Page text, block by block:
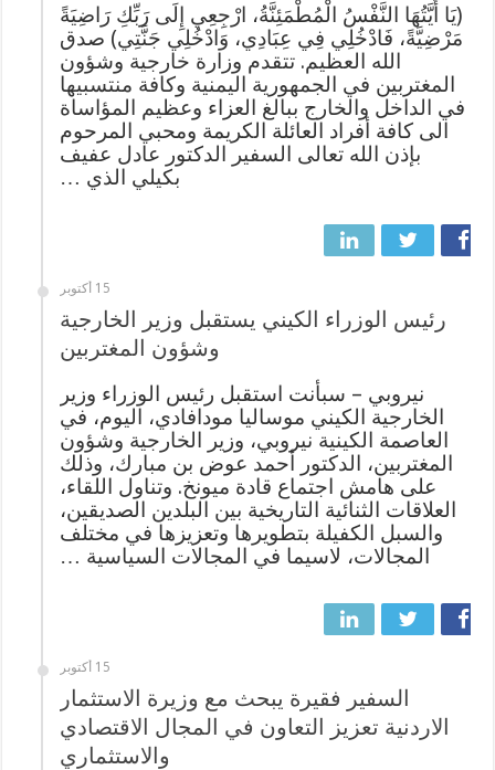
(يَا أَيَّتُهَا النَّفْسُ الْمُطْمَئِنَّةُ، ارْجِعِي إِلَى رَبِّكِ رَاضِيَةً
مَرْضِيَّةً، فَادْخُلِي فِي عِبَادِي، وَادْخُلِي جَنَّتِي) صدق
الله العظيم. تتقدم وزارة خارجية وشؤون
المغتربين في الجمهورية اليمنية وكافة منتسبيها
في الداخل والخارج ببالغ العزاء وعظيم المؤاساة
الى كافة أفراد العائلة الكريمة ومحبي المرحوم
بإذن الله تعالى السفير الدكتور عادل عفيف
بكيلي الذي …
15 أكتوبر
رئيس الوزراء الكيني يستقبل وزير الخارجية
وشؤون المغتربين
نيروبي – سبأنت استقبل رئيس الوزراء وزير
الخارجية الكيني موساليا مودافادي، اليوم، في
العاصمة الكينية نيروبي، وزير الخارجية وشؤون
المغتربين، الدكتور أحمد عوض بن مبارك، وذلك
على هامش اجتماع قادة ميونخ. وتناول اللقاء،
العلاقات الثنائية التاريخية بين البلدين الصديقين،
والسبل الكفيلة بتطويرها وتعزيزها في مختلف
المجالات، لاسيما في المجالات السياسية …
15 أكتوبر
السفير فقيرة يبحث مع وزيرة الاستثمار
الاردنية تعزيز التعاون في المجال الاقتصادي
والاستثماري